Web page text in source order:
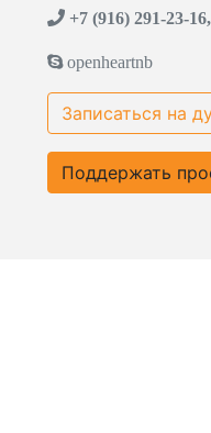
+7 (916) 291-23-
openheartnb
Записаться на
Поддержать